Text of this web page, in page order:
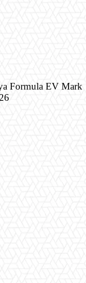
Formula EV Mark